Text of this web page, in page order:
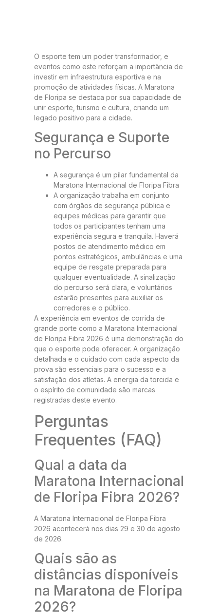
O esporte tem um poder transformador, e
eventos como este reforçam a importância de
investir em infraestrutura esportiva e na
promoção de atividades físicas. A Maratona
de Floripa se destaca por sua capacidade de
unir esporte, turismo e cultura, criando um
legado positivo para a cidade.
Segurança e Suporte
no Percurso
A segurança é um pilar fundamental da
Maratona Internacional de Floripa Fibra
A organização trabalha em conjunto
com órgãos de segurança pública e
equipes médicas para garantir que
todos os participantes tenham uma
experiência segura e tranquila. Haverá
postos de atendimento médico em
pontos estratégicos, ambulâncias e uma
equipe de resgate preparada para
qualquer eventualidade. A sinalização
do percurso será clara, e voluntários
estarão presentes para auxiliar os
corredores e o público.
A experiência em eventos de corrida de
grande porte como a Maratona Internacional
de Floripa Fibra 2026 é uma demonstração do
que o esporte pode oferecer. A organização
detalhada e o cuidado com cada aspecto da
prova são essenciais para o sucesso e a
satisfação dos atletas. A energia da torcida e
o espírito de comunidade são marcas
registradas deste evento.
Perguntas
Frequentes (FAQ)
Qual a data da
Maratona Internacional
de Floripa Fibra 2026?
A Maratona Internacional de Floripa Fibra
2026 acontecerá nos dias 29 e 30 de agosto
de 2026.
Quais são as
distâncias disponíveis
na Maratona de Floripa
2026?